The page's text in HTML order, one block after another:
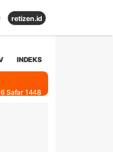
retizen.id
INDEKS
Safar 1448